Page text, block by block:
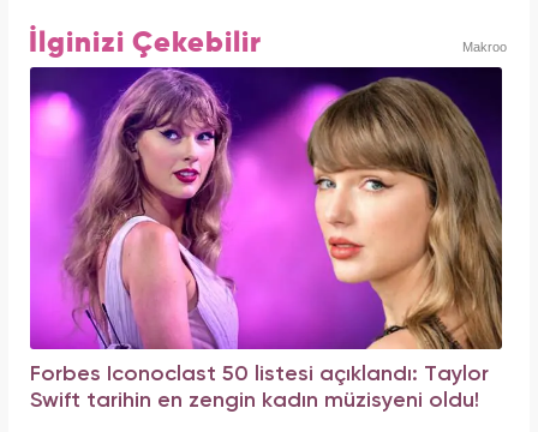
İlginizi Çekebilir Makroo
Forbes Iconoclast 50 listesi açıklandı: Taylor
Swift tarihin en zengin kadın müzisyeni oldu!